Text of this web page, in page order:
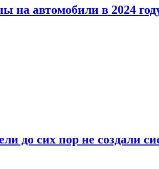
на автомобили в 2024
до сих пор не создали